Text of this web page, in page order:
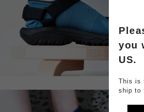
you
US.
This is
ship to